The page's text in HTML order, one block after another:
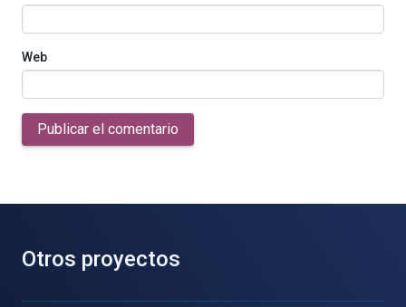
Web
Publicar el comentario
Otros proyectos